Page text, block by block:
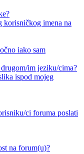
korisničkog imena na
iako sam
im jeziku/cima?
ispod mojeg
ci foruma poslati
na forum(u)?